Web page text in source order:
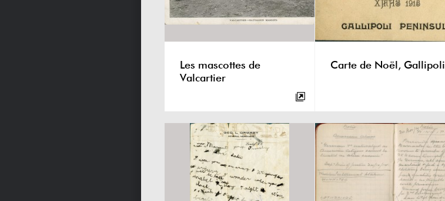
Les mascottes de
Valcartier
Carte de Noël, Gallipoli